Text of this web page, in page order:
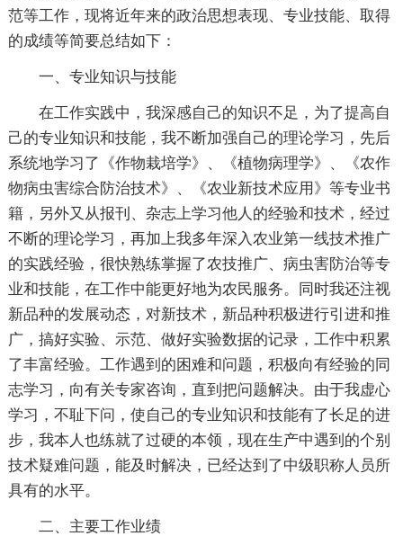
范等工作，现将近年来的政治思想表现、专业技能、取得
的成绩等简要总结如下：
一、专业知识与技能
在工作实践中，我深感自己的知识不足，为了提高自
己的专业知识和技能，我不断加强自己的理论学习，先后
系统地学习了《作物栽培学》、《植物病理学》、《农作
物病虫害综合防治技术》、《农业新技术应用》等专业书
籍，另外又从报刊、杂志上学习他人的经验和技术，经过
不断的理论学习，再加上我多年深入农业第一线技术推广
的实践经验，很快熟练掌握了农技推广、病虫害防治等专
业和技能，在工作中能更好地为农民服务。同时我还注视
新品种的发展动态，对新技术，新品种积极进行引进和推
广，搞好实验、示范、做好实验数据的记录，工作中积累
了丰富经验。工作遇到的困难和问题，积极向有经验的同
志学习，向有关专家咨询，直到把问题解决。由于我虚心
学习，不耻下问，使自己的专业知识和技能有了长足的进
步，我本人也练就了过硬的本领，现在生产中遇到的个别
技术疑难问题，能及时解决，已经达到了中级职称人员所
具有的水平。
二、主要工作业绩